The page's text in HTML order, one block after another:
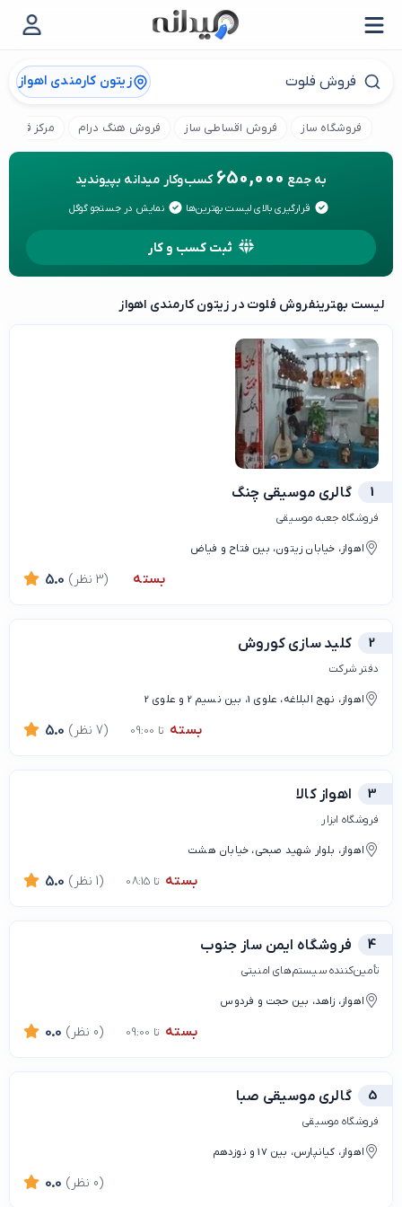
زیتون کارمندی اهواز
فروشگاه ساز فروش اقساطی ساز فروش هنگ درام مرکز
به جمع 650,000 کسب‌وکار میدانه بپیوندید
قرارگیری بالای لیست بهترین‌ها نمایش در جستجو گوگل
ثبت کسب و کار
لیست بهترینفروش فلوت در زیتون کارمندی اهواز
1 گالری موسیقی چنگ
فروشگاه جعبه موسیقی
اهواز، خیابان زیتون، بین فتاح و فیاض
بسته 5.0 (3 نظر)
2 کلید سازی کوروش
دفتر شرکت
اهواز، نهج البلاغه، علوی 1، بین نسیم 2 و علوی 2
بسته تا 09:00 5.0 (7 نظر)
3 اهواز کالا
فروشگاه ابزار
اهواز، بلوار شهید صبحی، خیابان هشت
بسته تا 08:15 5.0 (1 نظر)
4 فروشگاه ایمن ساز جنوب
تأمین‌کننده سیستم‌های امنیتی
اهواز، زاهد، بین حجت و فردوس
بسته تا 09:00 0.0 (0 نظر)
5 گالری موسیقی صبا
فروشگاه موسیقی
اهواز، کیانپارس، بین 17 و نوزدهم
0.0 (0 نظر)